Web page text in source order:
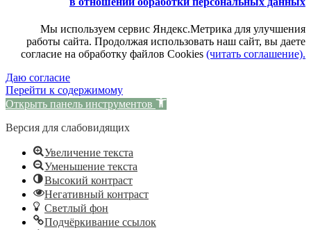
Мы используем сервис Яндекс.Метрика для улучшения
работы сайта. Продолжая использовать наш сайт, вы даете
согласие на обработку файлов Cookies (читать соглашение).
Даю согласие
Перейти к содержимому
Открыть панель инструментов
Версия для слабовидящих
Увеличение текста
Уменьшение текста
Высокий контраст
Негативный контраст
Светлый фон
Подчёркивание ссылок